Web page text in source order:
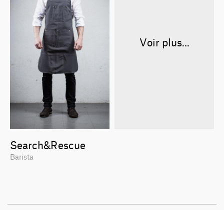
Search&Rescue
Barista
Voir plus...